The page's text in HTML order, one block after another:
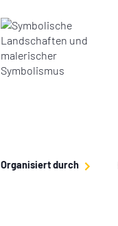
Organisiert durch